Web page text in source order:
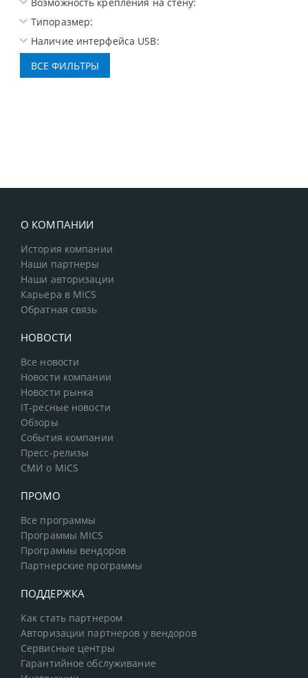
Возможность крепления на стену:
Типоразмер:
Наличие интерфейса USB:
О КОМПАНИИ
История компании
Наши партнеры
Наши авторизации
Карьера в MICS
Обратная связь
НОВОСТИ
Все новости
Новости компании
Новости рынка
IT-ресные новости
Обзоры
События компании
Пресс-релизы
СМИ о MICS
ПРОМО
Все программы
Программы MICS
Программы вендоров
Партнерские программы
ПОДДЕРЖКА
Как стать партнером
Авторизации партнеров у вендоров
Сервисные центры
Гарантийное обслуживание